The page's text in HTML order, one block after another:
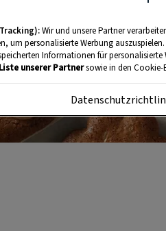
Wir und unsere Partner
um personalisierte Werbung
Informationen für
Liste unserer Partnersowie in den Cookie-